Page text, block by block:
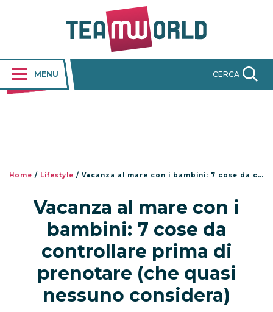
MENU CERCA
Home / Lifestyle / Vacanza al mare con i bambini: 7 cose da controllare prima di prenotare (che quasi nessuno considera)
Vacanza al mare con i
bambini: 7 cose da
controllare prima di
prenotare (che quasi
nessuno considera)